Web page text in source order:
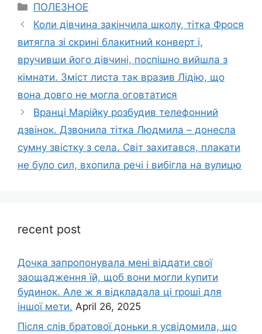
Categories
ПОЛЕЗНОЕ
Коли дівчина закінчила школу, тітка Фрося
витягла зі скрині блакитний конверт і,
вручивши його дівчині, поспішно вийшла з
кімнати. Зміст листа так вразив Лідію, що
вона довго не могла оговтатися
Вранці Марійку розбудив телефонний
дзвінок. Дзвонила тітка Людмила – донесла
сумну звістку з села. Світ захитався, плакати
не було сил, вхопила речі і вибігла на вулицю
recent post
Дочка запpопонувала мені віддати свої
заощадження їй, щоб вони могли kупити
будинок. Але ж я відкладала ці rроші для
іншої мети. April 26, 2025
Після слів братової доньки я усвідомила, що